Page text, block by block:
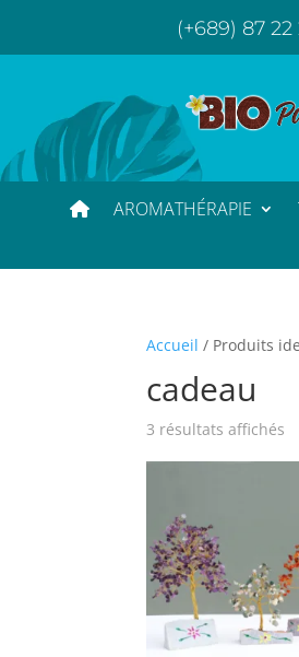
(+689) 87
AROMATHÉRAPIE
Accueil / Produits
cadeau
3 résultats affichés